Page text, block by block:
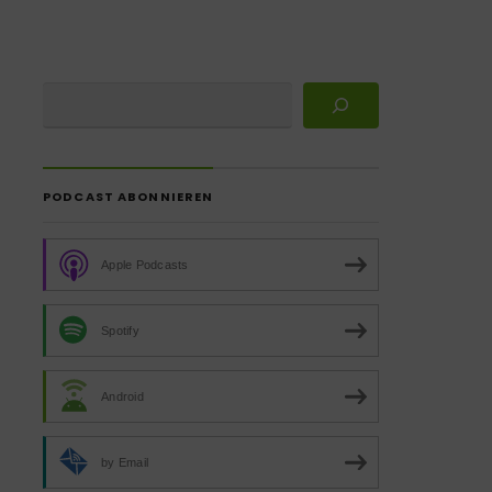
PODCAST ABONNIEREN
Apple Podcasts
Spotify
Android
by Email